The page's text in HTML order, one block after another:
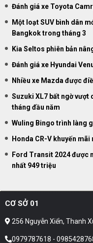
Đánh giá xe Toyota
Một loạt SUV bình dân
Bangkok trong tháng 3
Kia Seltos phiên bản
Đánh giá xe Hyundai
Nhiều xe Mazda được
Suzuki XL7 bất ngờ
tháng đầu năm
Wuling Bingo trình làng
Honda CR-V khuyến
Ford Transit 2024 được
nhất 949 triệu
CƠ SỞ 01
256 Nguyễn Xiển, Thanh
0979787618 -